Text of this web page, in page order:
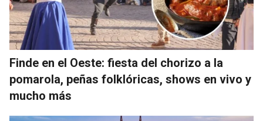
Finde en el Oeste: fiesta del chorizo a la
pomarola, peñas folklóricas, shows en vivo y
mucho más